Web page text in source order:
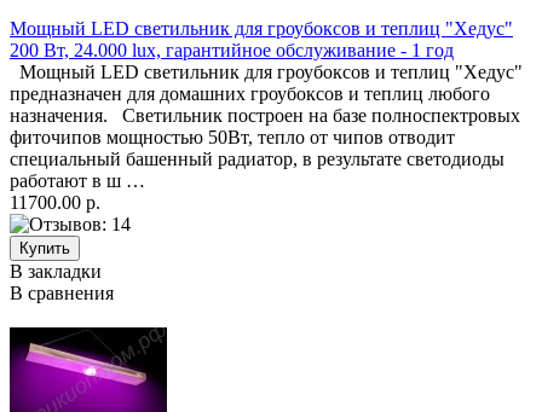
Мощный LED светильник для гроубоксов и теплиц "Хедус"
200 Вт, 24.000 lux, гарантийное обслуживание - 1 год
Мощный LED светильник для гроубоксов и теплиц "Хедус"
предназначен для домашних гроубоксов и теплиц любого
назначения. Светильник построен на базе полноспектровых
фиточипов мощностью 50Вт, тепло от чипов отводит
специальный башенный радиатор, в результате светодиоды
работают в ш …
11700.00 р.
В закладки
В сравнения